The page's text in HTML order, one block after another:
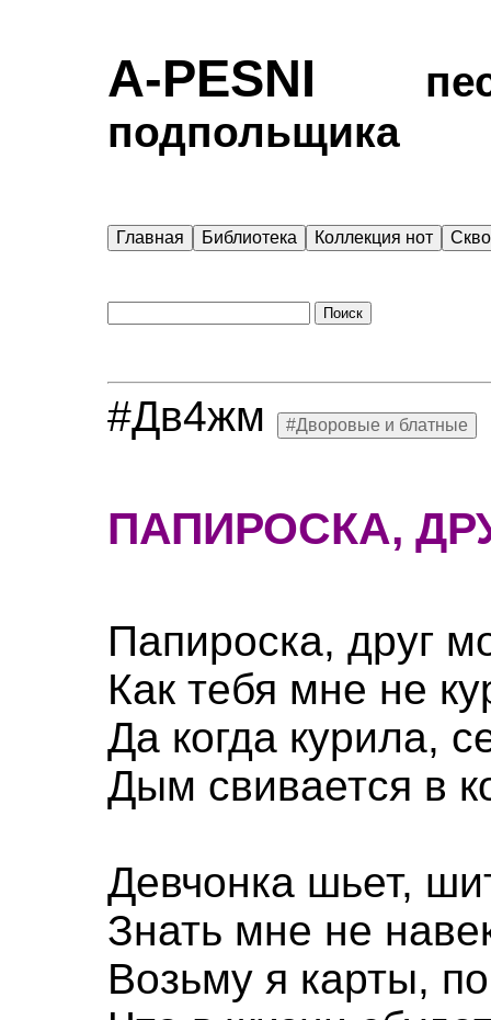
A-PESNI
подпольщика
Главная Библиотека Коллекция нот
#Дв4жм #Дворовые и блатные
ПАПИРОСКА,
Папироска, друг
Как тебя мне не
Да когда курила,
Дым свивается в
Девчонка шьет,
Знать мне не
Возьму я карты,